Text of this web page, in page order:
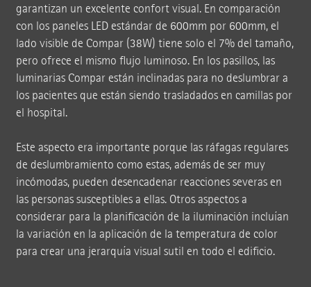
garantizan un excelente confort visual. En comparación
con los paneles LED estándar de 600mm por 600mm, el
lado visible de Compar (38W) tiene solo el 7% del tamaño,
pero ofrece el mismo flujo luminoso. En los pasillos, las
luminarias Compar están inclinadas para no deslumbrar a
los pacientes que están siendo trasladados en camillas por
el hospital.
Este aspecto era importante porque las ráfagas regulares
de deslumbramiento como estas, además de ser muy
incómodas, pueden desencadenar reacciones severas en
las personas susceptibles a ellas. Otros aspectos a
considerar para la planificación de la iluminación incluían
la variación en la aplicación de la temperatura de color
para crear una jerarquía visual sutil en todo el edificio.